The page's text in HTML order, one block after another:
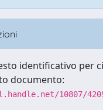
identificativo per
documento:
10807/